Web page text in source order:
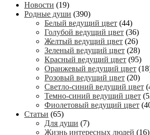
Новости (19)
Родные души (390)
Белый ведущий цвет (44)
Голубой ведущий цвет (36)
Желтый ведущий цвет (26)
Зеленый ведущий цвет (28)
Красный ведущий цвет (95)
Оранжевый ведущий цвет
Розовый ведущий цвет (20)
Светло-синий ведущий цвет
Темно-синий ведущий цвет
Фиолетовый ведущий цвет
Статьи (65)
Для души (7)
Жизнь интересных людей (16)